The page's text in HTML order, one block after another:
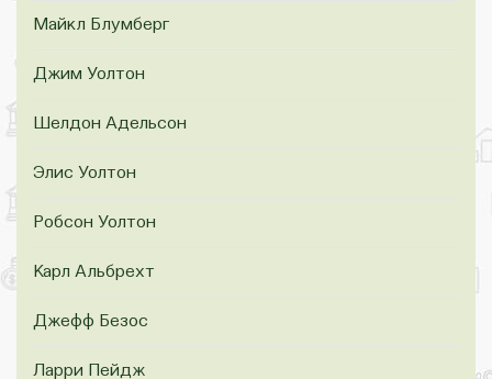
Майкл Блумберг
Джим Уолтон
Шелдон Адельсон
Элис Уолтон
Робсон Уолтон
Карл Альбрехт
Джефф Безос
Ларри Пейдж